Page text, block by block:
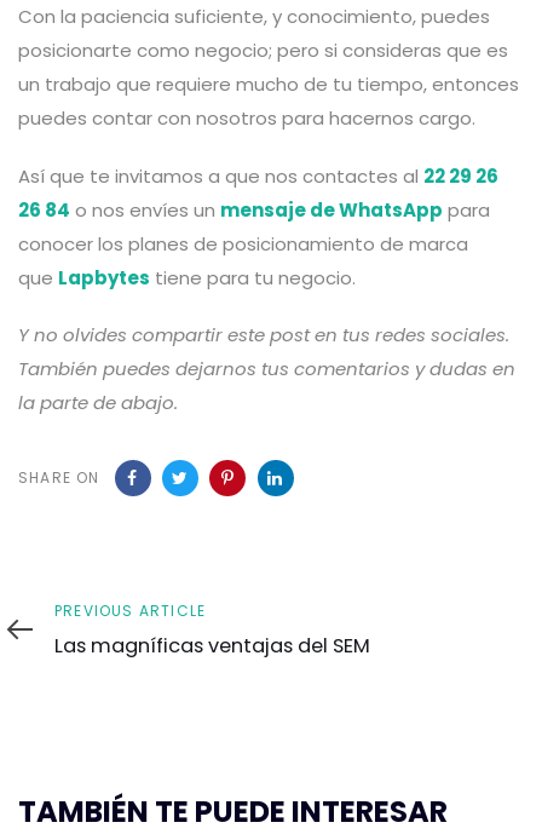
Con la paciencia suficiente, y conocimiento, puedes
posicionarte como negocio; pero si consideras que es
un trabajo que requiere mucho de tu tiempo, entonces
puedes contar con nosotros para hacernos cargo.
Así que te invitamos a que nos contactes al 22 29 26
26 84 o nos envíes un mensaje de WhatsApp para
conocer los planes de posicionamiento de marca
que Lapbytes tiene para tu negocio.
Y no olvides compartir este post en tus redes sociales.
También puedes dejarnos tus comentarios y dudas en
la parte de abajo.
SHARE ON
Previous
Article
PREVIOUS ARTICLE
Las magníficas ventajas del SEM
TAMBIÉN TE PUEDE INTERESAR